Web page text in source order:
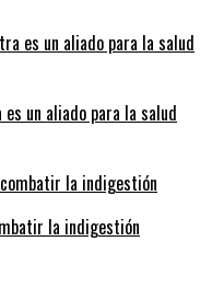
un aliado para la salud
la indigestión